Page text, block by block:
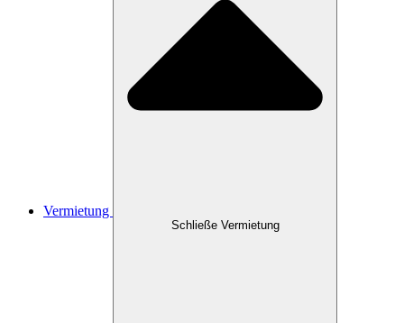
Vermietung
Schließe Vermietung